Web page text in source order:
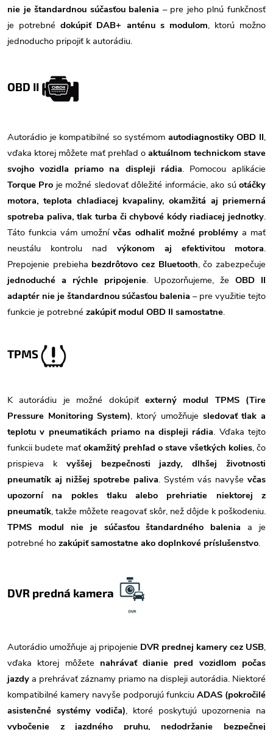
nie je štandardnou súčasťou balenia – pre jeho plnú funkčnosť
je potrebnédokúpiť DAB+ anténu s modulom, ktorú možno
jednoducho pripojiť k autorádiu.
OBD II
Autorádio je kompatibilné so systémom autodiagnostiky OBD II,
vďaka ktorej môžete mať prehľad o aktuálnom technickom stave
svojho vozidla priamo na displeji rádia. Pomocou aplikácie
Torque Pro je možné sledovať dôležité informácie, ako súotáčky
motora, teplota chladiacej kvapaliny, okamžitá aj priemerná
spotreba paliva, tlak turba či chybové kódy riadiacej jednotky.
Táto funkcia vám umožnívčas odhaliť možné problémya mať
neustálu kontrolu nad výkonom aj efektivitou motora.
Prepojenie prebieha bezdrôtovo cez Bluetooth, čo zabezpečuje
jednoduché a rýchle pripojenie. Upozorňujeme, že OBD II
adaptér nie je štandardnou súčasťou balenia – pre využitie tejto
funkcie je potrebné zakúpiť modul OBD II samostatne.
TPMS
K autorádiu je možné dokúpiť externý modul TPMS (Tire
Pressure Monitoring System), ktorý umožňuje sledovať tlak a
teplotu v pneumatikách priamo na displeji rádia. Vďaka tejto
funkcii budete mať okamžitý prehľad o stave všetkých kolies, čo
prispieva k vyššej bezpečnosti jazdy, dlhšej životnosti
pneumatík aj nižšej spotrebe paliva. Systém vás navyše včas
upozorní na pokles tlaku alebo prehriatie niektorej z
pneumatík, takže môžete reagovať skôr, než dôjde k poškodeniu.
TPMS modul nie je súčasťou štandardného balenia a je
potrebné ho zakúpiť samostatne ako doplnkové príslušenstvo.
DVR predná kamera
Autorádio umožňuje aj pripojenie DVR prednej kamery cez USB,
vďaka ktorej môžete nahrávať dianie pred vozidlom počas
jazdy a prehrávať záznamy priamo na displeji autorádia. Niektoré
kompatibilné kamery navyše podporujú funkciu ADAS (pokročilé
asistenčné systémy vodiča), ktoré poskytujú upozornenia na
vybočenie z jazdného pruhu, nedodržanie bezpečnej